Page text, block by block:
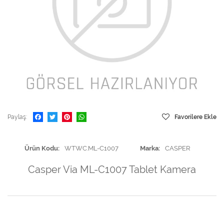
Paylaş Favorilere Ekle
Ürün Kodu WTWC.ML-C1007 Marka CASPER
Casper Via ML-C1007 Tablet Kamera